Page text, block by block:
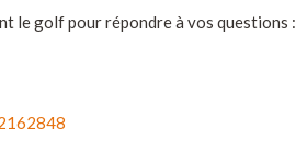
le golf pour répondre à vos questions :